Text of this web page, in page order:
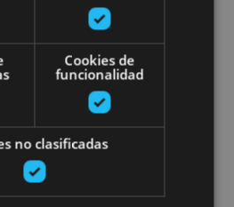
Parque de
Igantzi
Cookies de
funcionalidad
no clasificadas